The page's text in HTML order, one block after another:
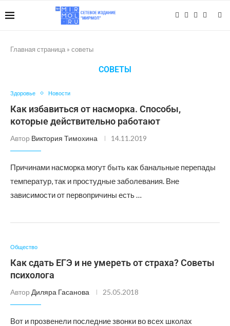
Главная страница » советы
СОВЕТЫ
Здоровье Новости
Как избавиться от насморка. Способы,
которые действительно работают
Автор Виктория Тимохина 14.11.2019
Причинами насморка могут быть как банальные перепады
температур, так и простудные заболевания. Вне
зависимости от первопричины есть …
Общество
Как сдать ЕГЭ и не умереть от страха? Советы
психолога
Автор Диляра Гасанова 25.05.2018
Вот и прозвенели последние звонки во всех школах